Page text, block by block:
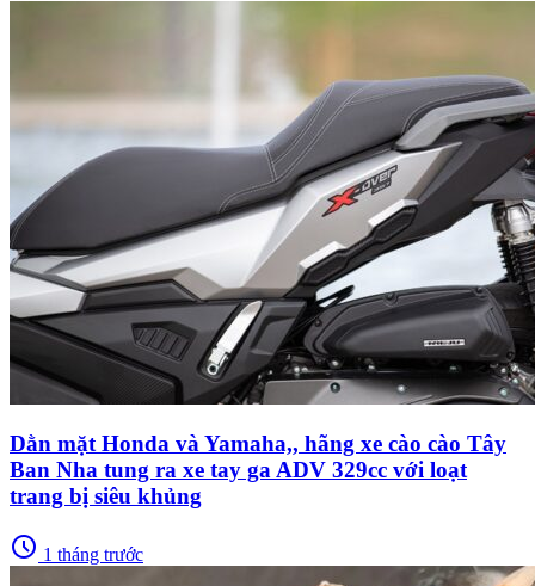
Dằn mặt Honda và Yamaha,, hãng xe cào cào Tây
Ban Nha tung ra xe tay ga ADV 329cc với loạt
trang bị siêu khủng
schedule 1 tháng trước